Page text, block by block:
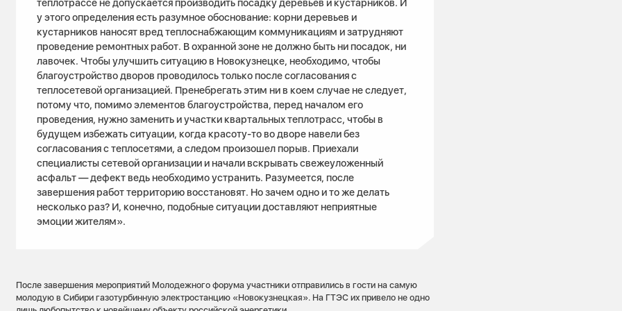
теплотрассе не допускается производить посадку деревьев и кустарников. И
у этого определения есть разумное обоснование: корни деревьев и
кустарников наносят вред теплоснабжающим коммуникациям и затрудняют
проведение ремонтных работ. В охранной зоне не должно быть ни посадок, ни
лавочек. Чтобы улучшить ситуацию в Новокузнецке, необходимо, чтобы
благоустройство дворов проводилось только после согласования с
теплосетевой организацией. Пренебрегать этим ни в коем случае не следует,
потому что, помимо элементов благоустройства, перед началом его
проведения, нужно заменить и участки квартальных теплотрасс, чтобы в
будущем избежать ситуации, когда красоту-то во дворе навели без
согласования с теплосетями, а следом произошел порыв. Приехали
специалисты сетевой организации и начали вскрывать свежеуложенный
асфальт — дефект ведь необходимо устранить. Разумеется, после
завершения работ территорию восстановят. Но зачем одно и то же делать
несколько раз? И, конечно, подобные ситуации доставляют неприятные
эмоции жителям».
После завершения мероприятий Молодежного форума участники отправились в гости на самую
молодую в Сибири газотурбинную электростанцию «Новокузнецкая». На ГТЭС их привело не одно